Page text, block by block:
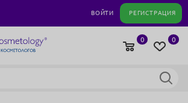
ВОЙТИ РЕГИСТРАЦИЯ
0
0